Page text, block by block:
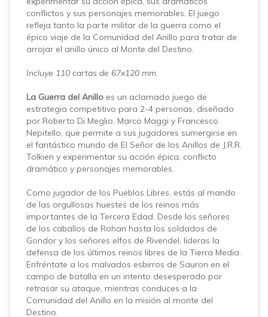
conflictos y sus personajes memorables. El juego
refleja tanto la parte militar de la guerra como el
épico viaje de la Comunidad del Anillo para tratar de
arrojar el anillo único al Monte del Destino.
Incluye 110 cartas de 67x120 mm.
La Guerra del Anillo es un aclamado juego de
estrategia competitivo para 2-4 personas, diseñado
por Roberto Di Meglio, Marco Maggi y Francesco
Nepitello, que permite a sus jugadores sumergirse en
el fantástico mundo de El Señor de los Anillos de J.R.R.
Tolkien y experimentar su acción épica, conflicto
dramático y personajes memorables.
Como jugador de los Pueblos Libres, estás al mando
de las orgullosas huestes de los reinos más
importantes de la Tercera Edad. Desde los señores
de los caballos de Rohan hasta los soldados de
Gondor y los señores elfos de Rivendel, lideras la
defensa de los últimos reinos libres de la Tierra Media.
Enfréntate a los malvados esbirros de Sauron en el
campo de batalla en un intento desesperado por
retrasar su ataque, mientras conduces a la
Comunidad del Anillo en la misión al monte del
Destino.